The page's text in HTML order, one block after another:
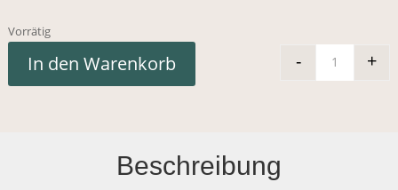
Vorrätig
Corpus
- +
In den Warenkorb
Beschreibung